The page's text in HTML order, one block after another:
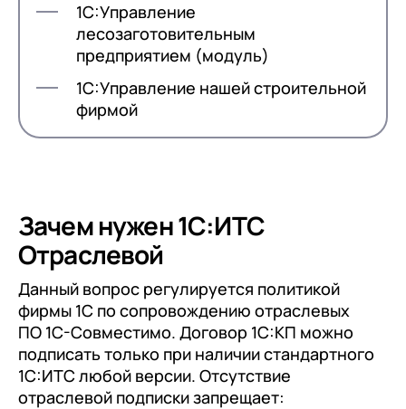
1С:Управление
лесозаготовительным
предприятием (модуль)
1С:Управление нашей строительной
фирмой
Зачем нужен 1С:ИТС
Отраслевой
Данный вопрос регулируется политикой
фирмы 1С по сопровождению отраслевых
ПО 1С-Совместимо. Договор 1С:КП можно
подписать только при наличии стандартного
1С:ИТС любой версии. Отсутствие
отраслевой подписки запрещает: